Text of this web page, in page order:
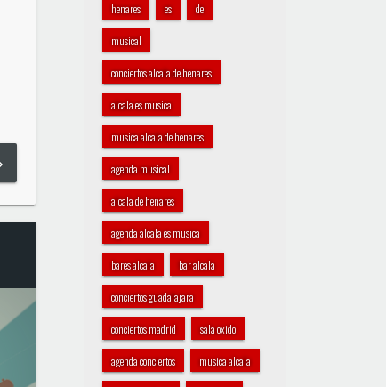
henares es de
musical
conciertos alcala de henares
alcala es musica
musica alcala de henares
agenda musical
alcala de henares
agenda alcala es musica
bares alcala bar alcala
conciertos guadalajara
conciertos madrid sala oxido
agenda conciertos musica alcala